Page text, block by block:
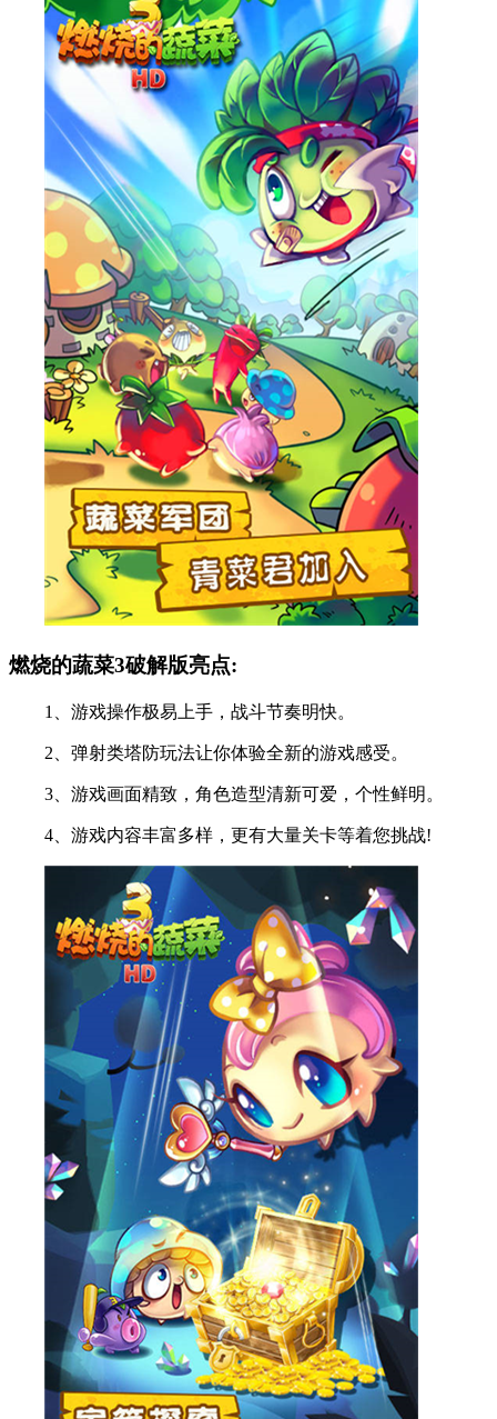
燃烧的蔬菜3破解版亮点:
1、游戏操作极易上手，战斗节奏明快。
2、弹射类塔防玩法让你体验全新的游戏感受。
3、游戏画面精致，角色造型清新可爱，个性鲜明。
4、游戏内容丰富多样，更有大量关卡等着您挑战!